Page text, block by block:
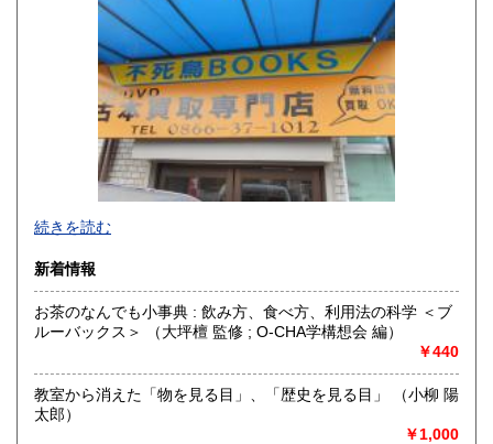
300円 徳島県
300円 愛媛県
300円 福岡県
300円 長崎県
熊本県
宮崎県
沖縄県 300円
不死鳥BOOKSでは、書籍だけでなくCD、DVD、レコード、
ゲーム、おもちゃ、骨董品まであらゆるものの買い取りがで
にお問い合わせください。出張費は、無料です。
沿線名：伯備線・桃太郎線(吉備線)
最寄駅：総社駅
定休日：年中無休
書籍の買取について
続きを読む
新着情報
お茶のなんでも小事典 : 飲み方、食べ方、利用法の科学 ＜ブ
ルーバックス＞ （大坪檀 監修 ; O-CHA学構想会 編）
￥440
教室から消えた「物を見る目」、「歴史を見る目」 （小柳 陽
太郎）
￥1,000